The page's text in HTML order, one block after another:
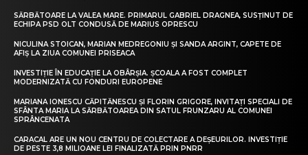
SĂRBĂTOARE LA VALEA MARE. PRIMARUL GABRIEL DRAGNEA, SUSȚINUT DE
ECHIPA PSD OLT CONDUSĂ DE MARIUS OPRESCU
NICULINA STOICAN, MARIAN MEDREGONIU ȘI SANDA ARGINT, CAPETE DE
AFIȘ LA ZIUA COMUNEI PRISEACA
INVESTIȚIE ÎN EDUCAȚIE LA OBÂRȘIA. ȘCOALA A FOST COMPLET
MODERNIZATĂ CU FONDURI EUROPENE
MARIANA IONESCU CĂPITĂNESCU ȘI FLORIN GRIGORE, INVITAȚI SPECIALI DE
SFÂNTA MARIA LA SĂRBĂTOAREA DIN SATUL FRUNZARU AL COMUNEI
SPRÂNCENATA
CARACAL ARE UN NOU CENTRU DE COLECTARE A DEȘEURILOR. INVESTIȚIE
DE PESTE 3,8 MILIOANE LEI FINALIZATĂ PRIN PNRR